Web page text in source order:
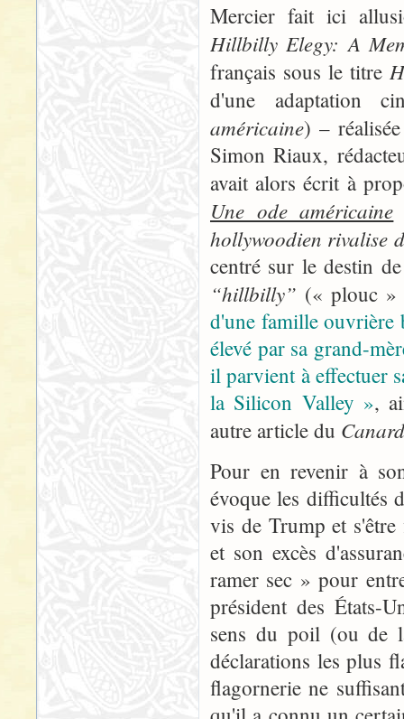
Mercier fait ici
Hillbilly Elegy: A
français sous le titre
d'une adaptation
américaine) –
Simon Riaux,
avait alors écrit à
Une ode américaine
hollywoodien rivalise
centré sur le destin
“hillbilly” (« plouc »
d'une famille ouvrière
élevé par sa grand-
il parvient à effectuer
la Silicon Valley »,
autre article du Canard
Pour en revenir à
évoque les difficultés
vis de Trump et
et son excès
ramer sec » pour
président des États-
sens du poil (ou de
déclarations les plus
flagornerie ne